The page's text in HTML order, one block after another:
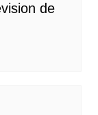
de